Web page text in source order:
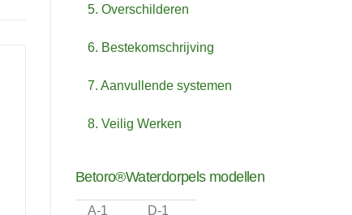
5. Overschilderen
6. Bestekomschrijving
7. Aanvullende systemen
8. Veilig Werken
Betoro®Waterdorpels modellen
A-1 D-1